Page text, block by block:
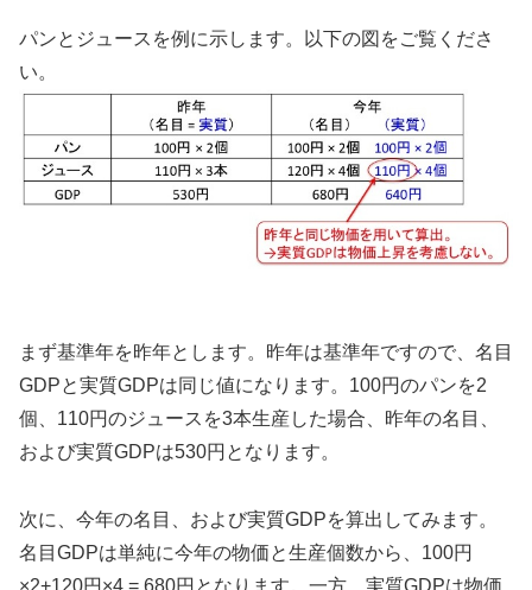
パンとジュースを例に示します。以下の図をご覧くださ
い。
まず基準年を昨年とします。昨年は基準年ですので、名目
GDPと実質GDPは同じ値になります。100円のパンを2
個、110円のジュースを3本生産した場合、昨年の名目、
および実質GDPは530円となります。
次に、今年の名目、および実質GDPを算出してみます。
名目GDPは単純に今年の物価と生産個数から、100円